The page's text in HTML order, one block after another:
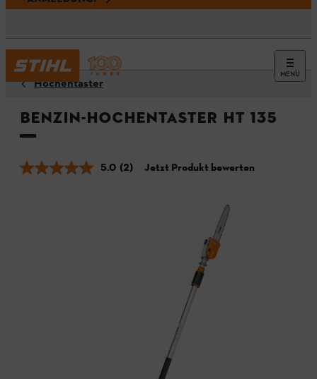
MENÜ
Hochentaster
Benzin-Hochentaster HT 135
5.0 (2) Jetzt Produkt bewerten